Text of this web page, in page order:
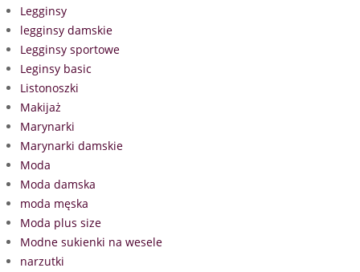
Legginsy
legginsy damskie
Legginsy sportowe
Leginsy basic
Listonoszki
Makijaż
Marynarki
Marynarki damskie
Moda
Moda damska
moda męska
Moda plus size
Modne sukienki na wesele
narzutki